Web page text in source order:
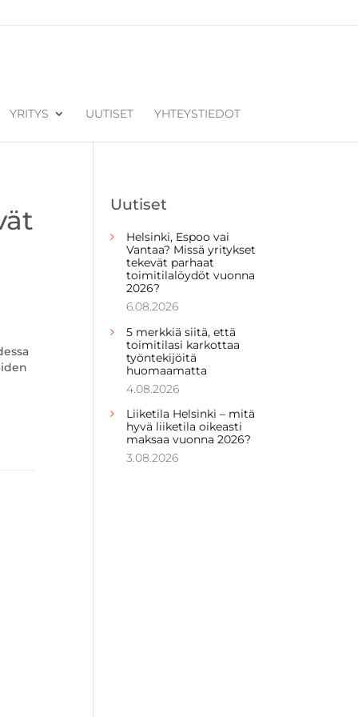
YRITYS UUTISET YHTEYSTIEDOT
Uutiset
Helsinki, Espoo vai
Vantaa? Missä yritykset
tekevät parhaat
toimitilalöydöt vuonna
2026?
6.08.2026
5 merkkiä siitä, että
toimitilasi karkottaa
työntekijöitä
huomaamatta
4.08.2026
Liiketila Helsinki – mitä
hyvä liiketila oikeasti
maksaa vuonna 2026?
3.08.2026